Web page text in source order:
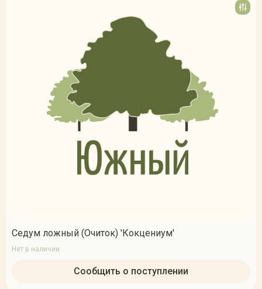
Седум ложный (Очиток) 'Кокцениум'
Нет в наличии
Сообщить о поступлении